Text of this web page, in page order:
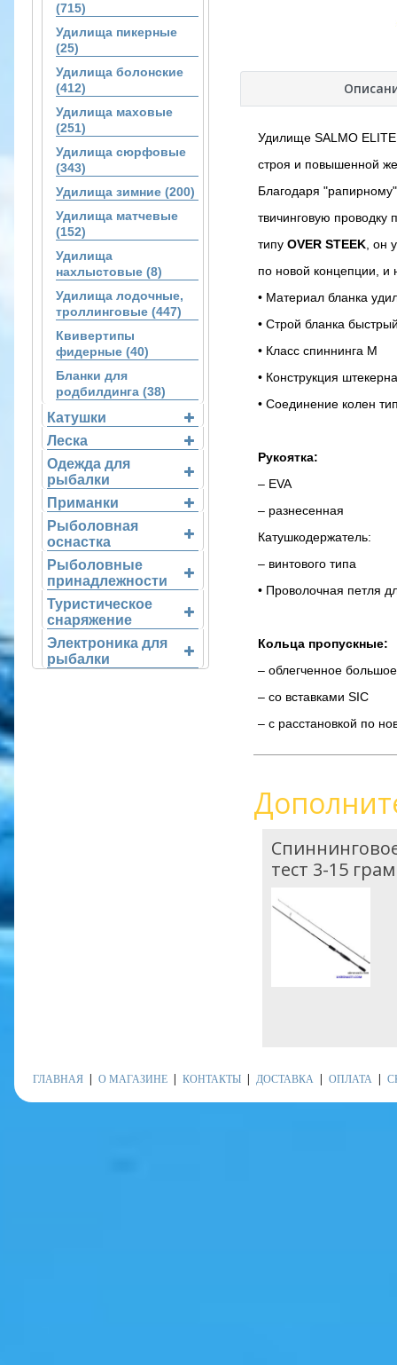
(715)
Удилища пикерные
(25)
Удилища болонские
(412)
Удилища маховые
(251)
Удилища сюрфовые
(343)
Удилища зимние (200)
Удилища матчевые
(152)
Удилища
нахлыстовые (8)
Удилища лодочные,
троллинговые (447)
Квивертипы
фидерные (40)
Бланки для
родбилдинга (38)
Катушки
Леска
Одежда для
рыбалки
Приманки
Рыболовная
оснастка
Рыболовные
принадлежности
Туристическое
снаряжение
Электроника для
рыбалки
Удилище SALMO ELITE
строя и повышенной
Благодаря
твичинговую проводку
типу OVER STEEK , он
по новой концепции,
• Материал бланка
• Строй бланка
• Класс спиннинга M
• Конструкция
• Соединение колен
Рукоятка:
– EVA
– разнесенная
Катушкодержатель:
– винтового типа
• Проволочная петля
Кольца пропускные:
– облегченное большое
– со вставками SIC
– с расстановкой по
тест 3-15
ГЛАВНАЯ О МАГАЗИНЕ КОНТАКТЫ ДОСТАВКА ОПЛАТА